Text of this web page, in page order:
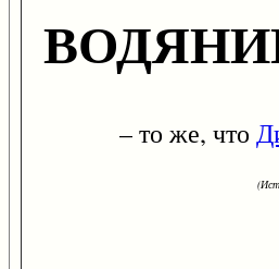
– то же, что